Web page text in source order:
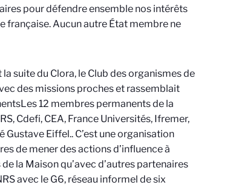
pour défendre ensemble nos intérêts
française. Aucun autre État membre ne
suite du Clora, le Club des organismes de
des missions proches et rassemblait
Les 12 membres permanents de la
Cdefi, CEA, France Universités, Ifremer,
Gustave Eiffel.. C’est une organisation
de mener des actions d’influence à
la Maison qu’avec d’autres partenaires
avec le G6, réseau informel de six